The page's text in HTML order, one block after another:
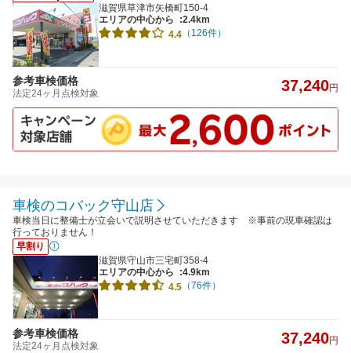
滋賀県草津市矢橋町150-4
エリアの中心から
:2.4km
4.4 （126件）
参考車検価格
法定24ヶ月点検対象 37,240円
車検のコバック守山店
車検当日に整備士が立会いで説明させていただきます ※事前の現車確認は
行っておりません！
早割り
滋賀県守山市三宅町358-4
エリアの中心から
:4.9km
4.5 （76件）
参考車検価格
法定24ヶ月点検対象 37,240円